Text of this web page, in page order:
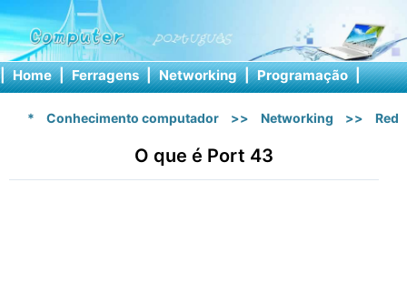
| Home | Ferragens | Networking | Programação |
* Conhecimento computador >> Networking >>
O que é Port 43